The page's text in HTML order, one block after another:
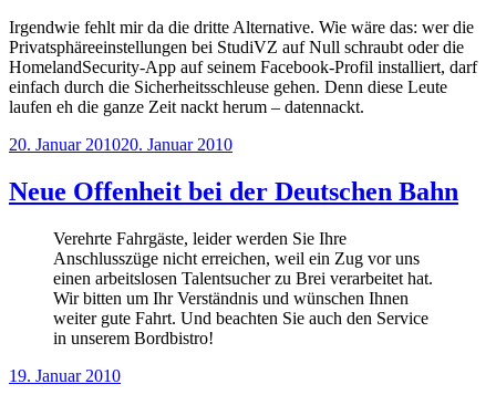
Irgendwie fehlt mir da die dritte Alternative. Wie wäre das: wer die
Privatsphäreeinstellungen bei StudiVZ auf Null schraubt oder die
HomelandSecurity-App auf seinem Facebook-Profil installiert, darf
einfach durch die Sicherheitsschleuse gehen. Denn diese Leute
laufen eh die ganze Zeit nackt herum – datennackt.
Veröffentlicht
20. Januar 201020. Januar 2010
Neue Offenheit bei der Deutschen Bahn
Verehrte Fahrgäste, leider werden Sie Ihre
Anschlusszüge nicht erreichen, weil ein Zug vor uns
einen arbeitslosen Talentsucher zu Brei verarbeitet hat.
Wir bitten um Ihr Verständnis und wünschen Ihnen
weiter gute Fahrt. Und beachten Sie auch den Service
in unserem Bordbistro!
Veröffentlicht
19. Januar 2010